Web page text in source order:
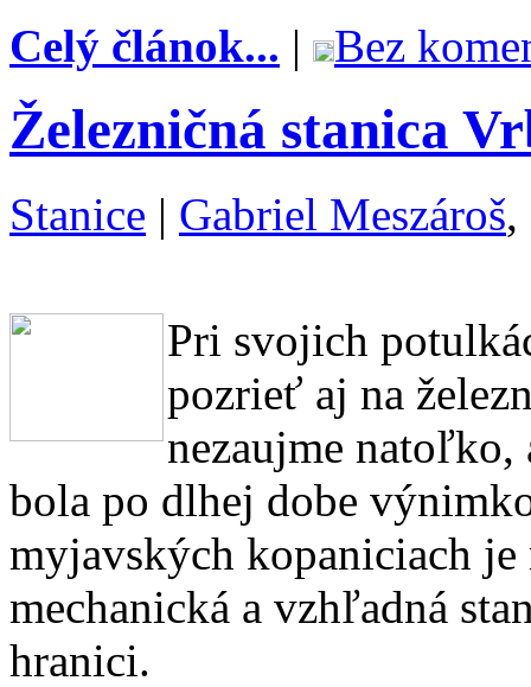
Celý článok... | Bez
Železničná stanica
Stanice | Gabriel Meszároš,
Pri svojich
pozrieť aj na
nezaujme natoľko,
bola po dlhej dobe
myjavských kopaniciach
mechanická a vzhľadná
hranici.